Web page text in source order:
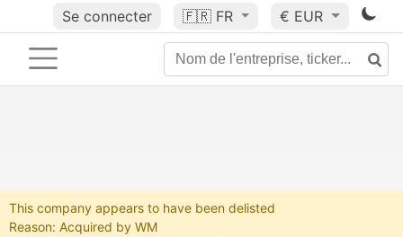
Se connecter 🇫🇷 FR € EUR
This company appears to have been delisted
Reason: Acquired by WM